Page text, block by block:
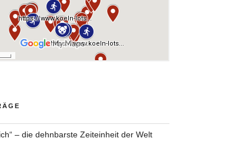
– die dehnbarste Zeiteinheit der Welt